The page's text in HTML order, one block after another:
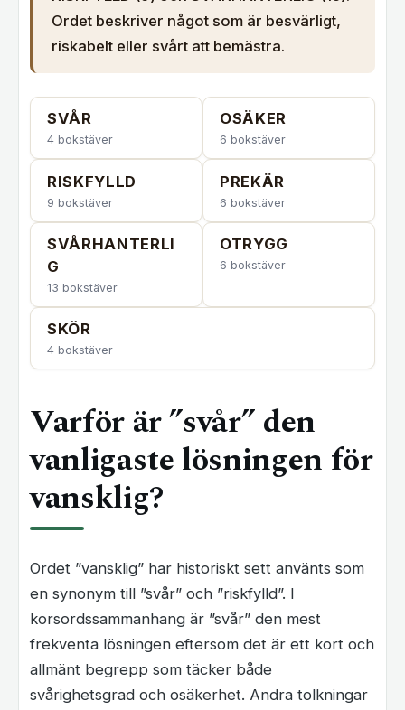
Ordet beskriver något som är besvärligt,
riskabelt eller svårt att bemästra.
SVÅR
4 bokstäver
OSÄKER
6 bokstäver
RISKFYLLD
9 bokstäver
PREKÄR
6 bokstäver
SVÅRHANTERLI
G
13 bokstäver
OTRYGG
6 bokstäver
SKÖR
4 bokstäver
Varför är ”svår” den
vanligaste lösningen för
vansklig?
Ordet ”vansklig” har historiskt sett använts som
en synonym till ”svår” och ”riskfylld”. I
korsordssammanhang är ”svår” den mest
frekventa lösningen eftersom det är ett kort och
allmänt begrepp som täcker både
svårighetsgrad och osäkerhet. Andra tolkningar